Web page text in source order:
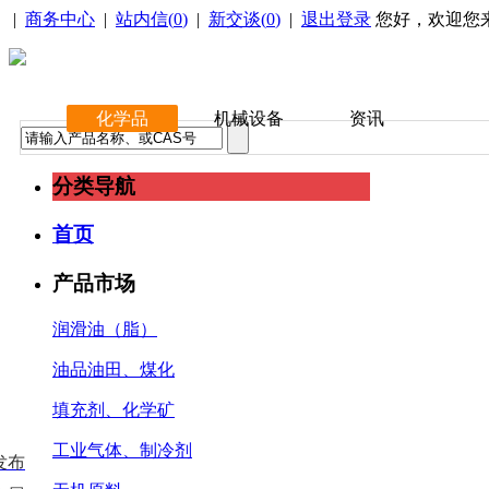
| 商务中心 | 站内信(0) | 新交谈(0) | 退出登录 您好，欢迎您
化学品 机械设备 资讯
分类导航
首页
产品市场
润滑油（脂）
油品油田、煤化
填充剂、化学矿
工业气体、制冷剂
布